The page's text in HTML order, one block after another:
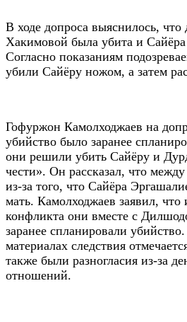
В ходе допроса выяснилось,
Хакимовой была убита и
Согласно показаниям
убили Сайёру ножом, а затем
Гофуржон Камолходжаев на
убийство было заранее
они решили убить Сайёру и
чести». Он рассказал, что
из-за того, что Сайёра
мать. Камолходжаев заявил, что
конфликта они вместе с
заранее спланировали
материалах следствия
также были разногласия из-за
отношений.